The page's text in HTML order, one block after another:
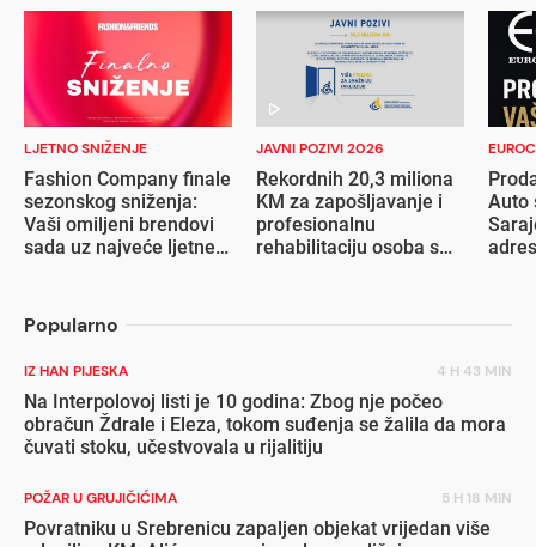
LJETNO SNIŽENJE
Fashion Company finale
sezonskog sniženja:
Vaši omiljeni brendovi
sada uz najveće ljetne
JAVNI POZIVI 2026
Rekordnih 20,3 miliona
KM za zapošljavanje i
profesionalnu
rehabilitaciju osoba s
Auto
Popularno
IZ HAN PIJESKA 4 H 43 MIN
Na Interpolovoj listi je 10 godina: Zbog nje počeo
obračun Ždrale i Eleza, tokom suđenja se žalila da mora
čuvati stoku, učestvovala u rijalitiju
POŽAR U GRUJIČIĆIMA 5 H 18 MIN
Povratniku u Srebrenicu zapaljen objekat vrijedan više